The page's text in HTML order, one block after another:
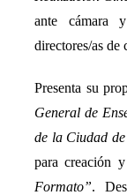
ante cámara
directores/as de
Presenta su
General de
de la Ciudad
para creación
Formato”.